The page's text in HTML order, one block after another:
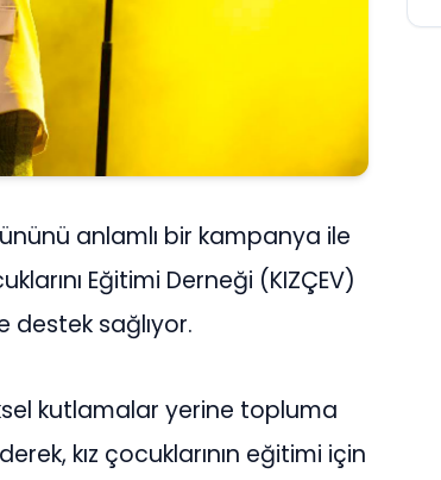
anlamlı bir kampanya ile
Eğitimi Derneği (KIZÇEV)
destek sağlıyor.
kutlamalar yerine topluma
kız çocuklarının eğitimi için